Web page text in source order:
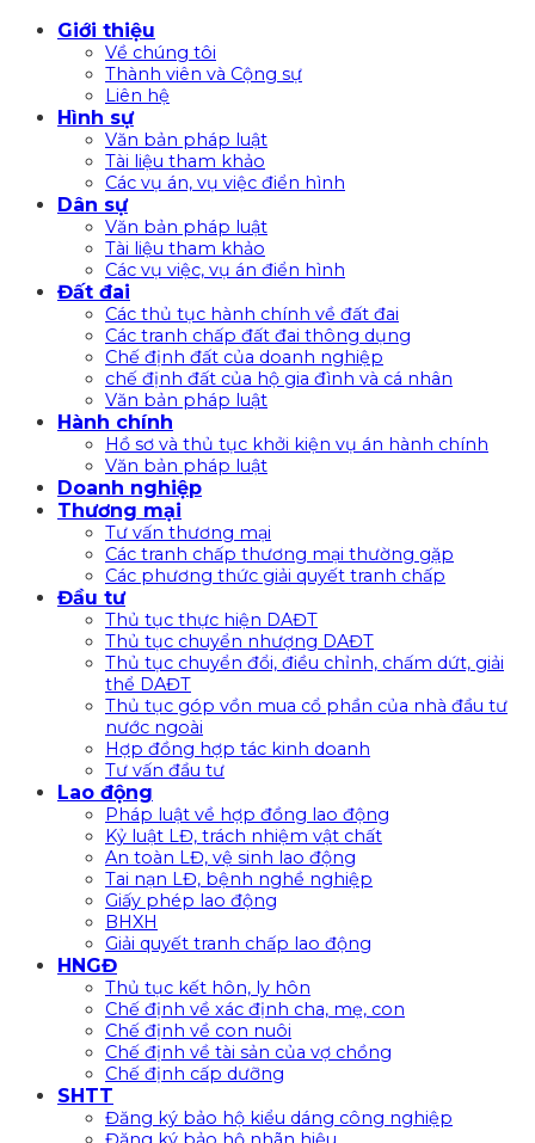
Giới thiệu
Về chúng tôi
Thành viên và Cộng sự
Liên hệ
Hình sự
Văn bản pháp luật
Tài liệu tham khảo
Các vụ án, vụ việc điển hình
Dân sự
Văn bản pháp luật
Tài liệu tham khảo
Các vụ việc, vụ án điển hình
Đất đai
Các thủ tục hành chính về đất đai
Các tranh chấp đất đai thông dụng
Chế định đất của doanh nghiệp
chế định đất của hộ gia đình và cá nhân
Văn bản pháp luật
Hành chính
Hồ sơ và thủ tục khởi kiện vụ án hành chính
Văn bản pháp luật
Doanh nghiệp
Thương mại
Tư vấn thương mại
Các tranh chấp thương mại thường gặp
Các phương thức giải quyết tranh chấp
Đầu tư
Thủ tục thực hiện DAĐT
Thủ tục chuyển nhượng DAĐT
Thủ tục chuyển đổi, điều chỉnh, chấm dứt, giải
thể DAĐT
Thủ tục góp vồn mua cổ phần của nhà đầu tư
nước ngoài
Hợp đồng hợp tác kinh doanh
Tư vấn đầu tư
Lao động
Pháp luật về hợp đồng lao động
Kỷ luật LĐ, trách nhiệm vật chất
An toàn LĐ, vệ sinh lao động
Tai nạn LĐ, bệnh nghề nghiệp
Giấy phép lao động
BHXH
Giải quyết tranh chấp lao động
HNGĐ
Thủ tục kết hôn, ly hôn
Chế định về xác định cha, mẹ, con
Chế định về con nuôi
Chế định về tài sản của vợ chồng
Chế định cấp dưỡng
SHTT
Đăng ký bảo hộ kiểu dáng công nghiệp